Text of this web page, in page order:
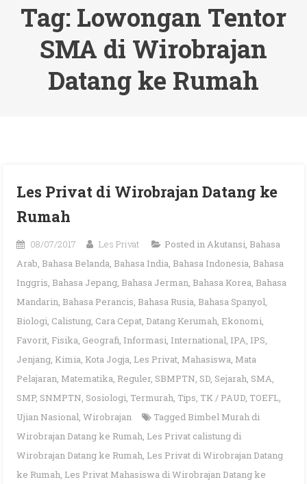
Tag: Lowongan Tentor
SMA di Wirobrajan
Datang ke Rumah
Les Privat di Wirobrajan Datang ke
Rumah
08/07/2017 Les Privat Posted inAkutansi, Bahasa
Arab, Bahasa Belanda, Bahasa India, Bahasa Indonesia, Bahasa
Inggris, Bahasa Jepang, Bahasa Jerman, Bahasa Korea, Bahasa
Mandarin, Bahasa Perancis, Bahasa Rusia, Bahasa Spanyol,
Biologi, Calistung, Cara Cepat, Datang Kerumah, Ekonomi,
Favorit, Fisika, Geografi, Informasi, International, IPA, IPS,
Jenjang, Kimia, Kota Jogja, Les Privat, Mahasiswa, Mata
Pelajaran, Matematika, Reguler, SBMPTN, SD, Sejarah, SMA,
SMP, SNMPTN, Sosiologi, Termurah, Tips, TK / PAUD, TOEFL,
Ujian Nasional,Wirobrajan Tagged Bimbel Murah di
Wirobrajan Datang ke Rumah, Les Privat calistung di
Wirobrajan Datang ke Rumah, Les Privat di Wirobrajan Datang
ke Rumah, Les Privat Mahasiswa di Wirobrajan Datang ke